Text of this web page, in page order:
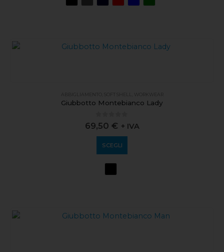
ABBIGLIAMENTO WORKWEAR
Giubbotto Montebianco Lady
0out of 5
69,50 € + IVA
SCEGLI